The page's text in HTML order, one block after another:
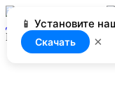
📱 Установите
Скачать ×
Добавить
Нет доступа